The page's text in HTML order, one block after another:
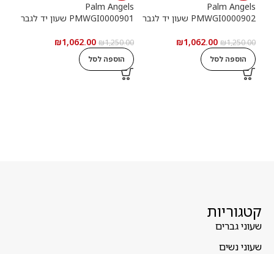
Palm Angels
PMWGI0000902 שעון יד לגבר
₪1,250.00
₪1,062.00
הוספה לסל
Palm Angels
PMWGI0000901 שעון יד לגבר
₪1,250.00
₪1,062.00
הוספה לסל
קטגוריות
שעוני גברים
שעוני נשים